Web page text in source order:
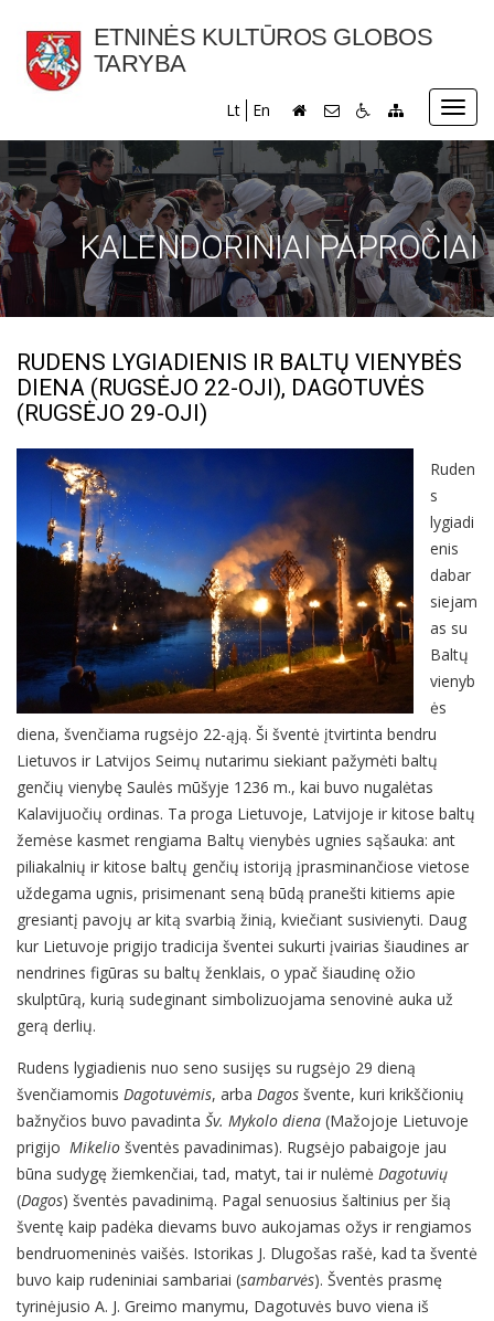
ETNINĖS KULTŪROS GLOBOS
TARYBA
Lt En
KALENDORINIAI PAPROČIAI
RUDENS LYGIADIENIS IR BALTŲ VIENYBĖS
DIENA (RUGSĖJO 22-OJI), DAGOTUVĖS
(RUGSĖJO 29-OJI)
Ruden
s
lygiadi
enis
dabar
siejam
as su
Baltų
vienyb
ės
diena, švenčiama rugsėjo 22-ąją. Ši šventė įtvirtinta bendru
Lietuvos ir Latvijos Seimų nutarimu siekiant pažymėti baltų
genčių vienybę Saulės mūšyje 1236 m., kai buvo nugalėtas
Kalavijuočių ordinas. Ta proga Lietuvoje, Latvijoje ir kitose baltų
žemėse kasmet rengiama Baltų vienybės ugnies sąšauka: ant
piliakalnių ir kitose baltų genčių istoriją įprasminančiose vietose
uždegama ugnis, prisimenant seną būdą pranešti kitiems apie
gresiantį pavojų ar kitą svarbią žinią, kviečiant susivienyti. Daug
kur Lietuvoje prigijo tradicija šventei sukurti įvairias šiaudines ar
nendrines figūras su baltų ženklais, o ypač šiaudinę ožio
skulptūrą, kurią sudeginant simbolizuojama senovinė auka už
gerą derlių.
Rudens lygiadienis nuo seno susijęs su rugsėjo 29 dieną
švenčiamomis Dagotuvėmis, arba Dagos švente, kuri krikščionių
bažnyčios buvo pavadinta Šv. Mykolo diena (Mažojoje Lietuvoje
prigijo Mikelio šventės pavadinimas). Rugsėjo pabaigoje jau
būna sudygę žiemkenčiai, tad, matyt, tai ir nulėmė Dagotuvių
(Dagos) šventės pavadinimą. Pagal senuosius šaltinius per šią
šventę kaip padėka dievams buvo aukojamas ožys ir rengiamos
bendruomeninės vaišės. Istorikas J. Dlugošas rašė, kad ta šventė
buvo kaip rudeniniai sambariai (sambarvės). Šventės prasmę
tyrinėjusio A. J. Greimo manymu, Dagotuvės buvo viena iš